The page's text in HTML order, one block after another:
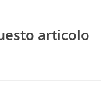
articolo